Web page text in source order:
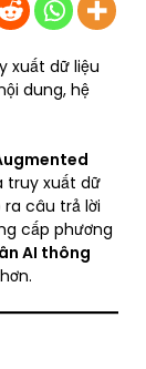
xuất dữ liệu
dung, hệ
truy xuất dữ
câu trả lời
cấp phương
AI thông